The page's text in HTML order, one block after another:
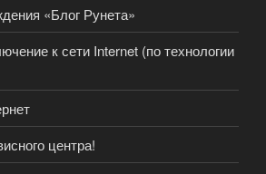
«Блог Рунета»
к сети Internet (по технологии
центра!